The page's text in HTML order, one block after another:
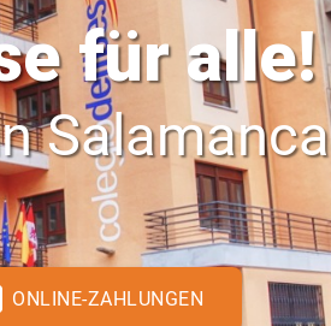
für alle!
Salamanca
ONLINE-ZAHLUNGEN